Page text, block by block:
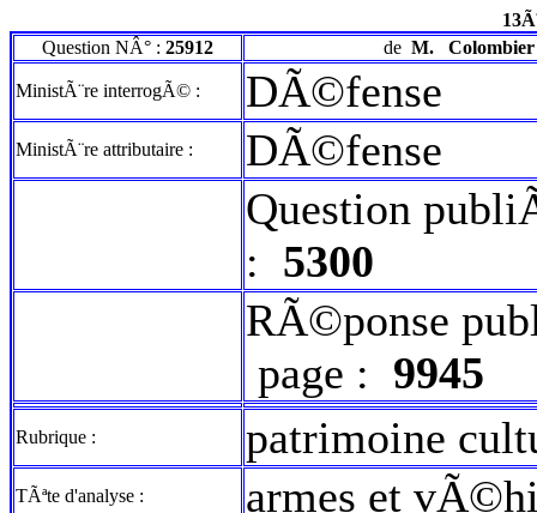
Question NÂ° : 25912 de M. Colombier
MinistÃ¨re interrogÃ© : DÃ©fense
MinistÃ¨re attributaire :
DÃ©fense
Question
: 5300
RÃ©ponse
page : 9945
Rubrique : patrimoine
TÃªte d'analyse : armes et